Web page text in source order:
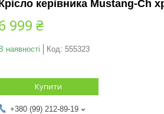
керівника Mustang-Ch
999 ₴
В наявності Код: 555323
Купити
+380 (99) 212-89-19